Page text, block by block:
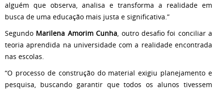
alguém que observa, analisa e transforma a realidade em
busca de uma educação mais justa e significativa.”
Segundo Marilena Amorim Cunha, outro desafio foi conciliar a
teoria aprendida na universidade com a realidade encontrada
nas escolas.
“O processo de construção do material exigiu planejamento e
pesquisa, buscando garantir que todos os alunos tivessem